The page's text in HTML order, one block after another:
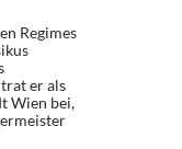
Regimes
er als
Wien bei,